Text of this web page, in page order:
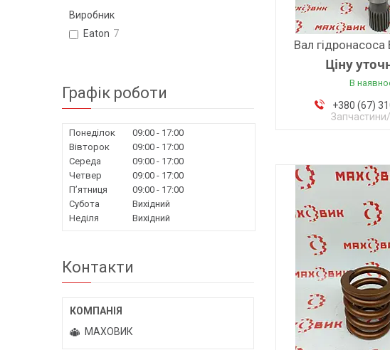
Вал гідронасоса
Ціну
В
+380 (67)
Виробник
Eaton 7
Графік роботи
Понеділок 09:00
17:00
Вівторок
09:00
17:00
Середа
09:00
17:00
Четвер
09:00
17:00
Пʼятниця
09:00
17:00
Субота
Вихідний
Неділя
Вихідний
Контакти
МАХОВИК